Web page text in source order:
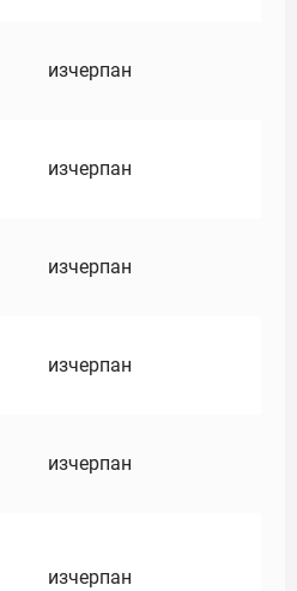
изчерпан
изчерпан
изчерпан
изчерпан
изчерпан
изчерпан